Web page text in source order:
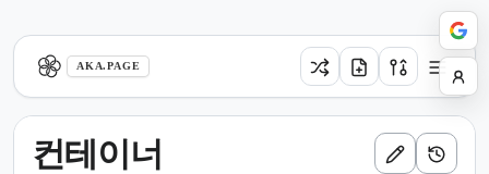
AKA.PAGE
컨테이너